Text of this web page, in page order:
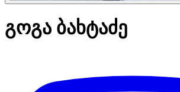
გოგა ბახტაძე